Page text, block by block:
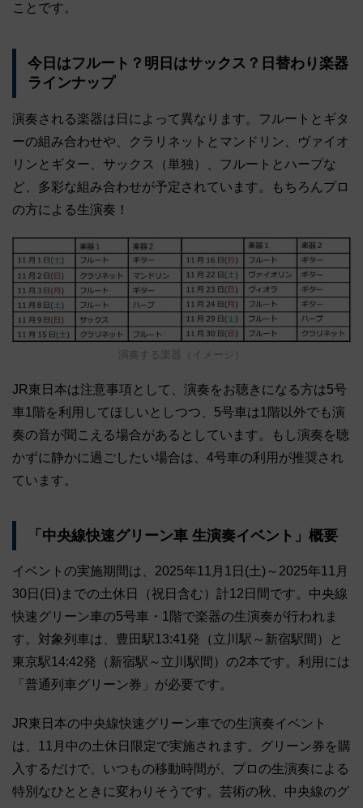
ことです。
今日はフルート？明日はサックス？日替わり楽器
ラインナップ
演奏される楽器は日によって異なります。フルートとギタ
ーの組み合わせや、クラリネットとマンドリン、ヴァイオ
リンとギター、サックス（単独）、フルートとハープな
ど、多彩な組み合わせが予定されています。もちろんプロ
の方による生演奏！
演奏する楽器（イメージ）
JR東日本は注意事項として、演奏をお聴きになる方は5号
車1階を利用してほしいとしつつ、5号車は1階以外でも演
奏の音が聞こえる場合があるとしています。もし演奏を聴
かずに静かに過ごしたい場合は、4号車の利用が推奨され
ています。
「中央線快速グリーン車 生演奏イベント」概要
イベントの実施期間は、2025年11月1日(土)～2025年11月
30日(日)までの土休日（祝日含む）計12日間です。中央線
快速グリーン車の5号車・1階で楽器の生演奏が行われま
す。対象列車は、豊田駅13:41発（立川駅～新宿駅間）と
東京駅14:42発（新宿駅～立川駅間）の2本です。利用には
「普通列車グリーン券」が必要です。
JR東日本の中央線快速グリーン車での生演奏イベント
は、11月中の土休日限定で実施されます。グリーン券を購
入するだけで、いつもの移動時間が、プロの生演奏による
特別なひとときに変わりそうです。芸術の秋、中央線のグ